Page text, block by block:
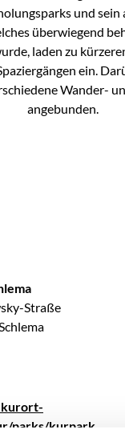
und sein
überwiegend
laden zu
ein.
Wander-
angebunden.
Straße
parks/kurpark